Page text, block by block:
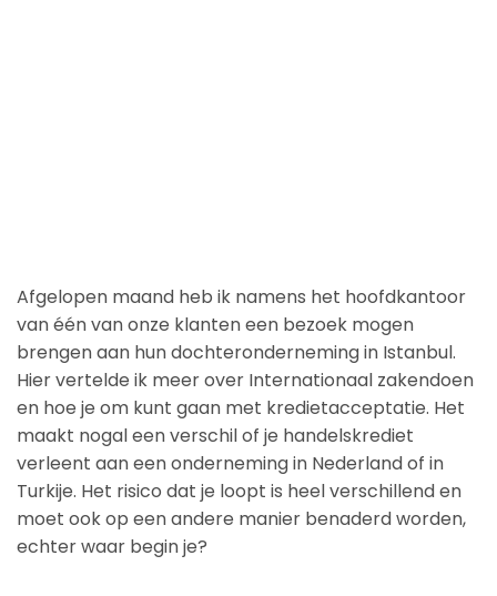
Afgelopen maand heb ik namens het hoofdkantoor
van één van onze klanten een bezoek mogen
brengen aan hun dochteronderneming in Istanbul.
Hier vertelde ik meer over Internationaal zakendoen
en hoe je om kunt gaan met kredietacceptatie. Het
maakt nogal een verschil of je handelskrediet
verleent aan een onderneming in Nederland of in
Turkije. Het risico dat je loopt is heel verschillend en
moet ook op een andere manier benaderd worden,
echter waar begin je?